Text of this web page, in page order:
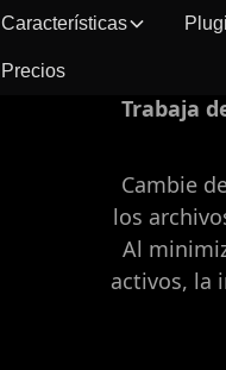
Características
Precios
Trabaja
Cambie
los
Al
activos, la